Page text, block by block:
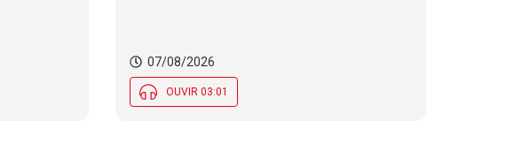
07/08/2026
OUVIR 03:01